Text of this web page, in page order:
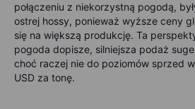
połączeniu z niekorzystną pogodą,
ostrej hossy, ponieważ wyższe ceny
się na większą produkcję. Ta
pogoda dopisze, silniejsza podaż
choć raczej nie do poziomów sprzed
USD za tonę.